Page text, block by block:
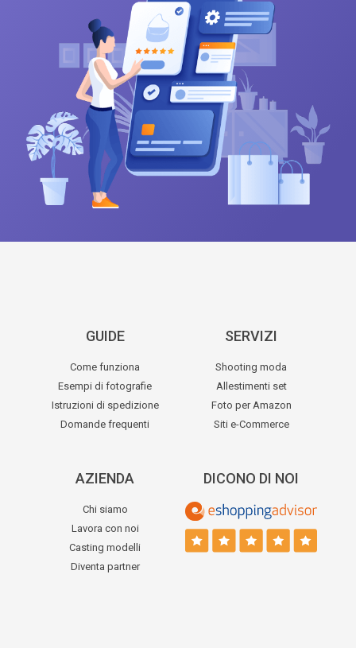
GUIDE
Come funziona
Esempi di fotografie
Istruzioni di spedizione
Domande frequenti
SERVIZI
Shooting moda
Allestimenti set
Foto per Amazon
Siti e-Commerce
AZIENDA
Chi siamo
Lavora con noi
Casting modelli
Diventa partner
DICONO DI NOI